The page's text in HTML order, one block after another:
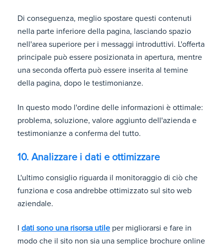
Di conseguenza, meglio spostare questi contenuti
nella parte inferiore della pagina, lasciando spazio
nell'area superiore per i messaggi introduttivi. L'offerta
principale può essere posizionata in apertura, mentre
una seconda offerta può essere inserita al temine
della pagina, dopo le testimonianze.
In questo modo l'ordine delle informazioni è ottimale:
problema, soluzione, valore aggiunto dell'azienda e
testimonianze a conferma del tutto.
10. Analizzare i dati e ottimizzare
L'ultimo consiglio riguarda il monitoraggio di ciò che
funziona e cosa andrebbe ottimizzato sul sito web
aziendale.
I dati sono una risorsa utile per migliorarsi e fare in
modo che il sito non sia una semplice brochure online